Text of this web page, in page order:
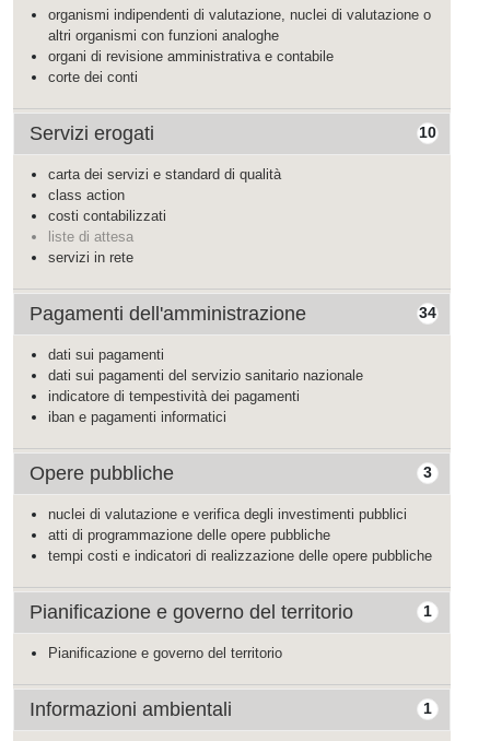
organismi indipendenti di valutazione, nuclei di valutazione o
altri organismi con funzioni analoghe
organi di revisione amministrativa e contabile
corte dei conti
10
Servizi erogati
carta dei servizi e standard di qualità
class action
costi contabilizzati
liste di attesa
servizi in rete
34
Pagamenti dell'amministrazione
dati sui pagamenti
dati sui pagamenti del servizio sanitario nazionale
indicatore di tempestività dei pagamenti
iban e pagamenti informatici
3
Opere pubbliche
nuclei di valutazione e verifica degli investimenti pubblici
atti di programmazione delle opere pubbliche
tempi costi e indicatori di realizzazione delle opere pubbliche
1
Pianificazione e governo del territorio
Pianificazione e governo del territorio
1
Informazioni ambientali